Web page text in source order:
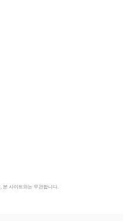
본 사이트와는 무관합니다.